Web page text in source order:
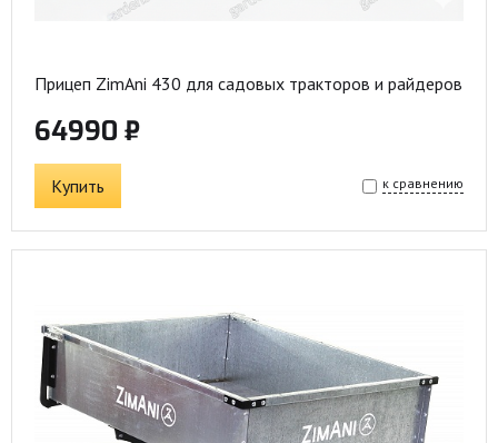
Прицеп ZimAni 430 для садовых тракторов и райдеров
64990 ₽
Купить к сравнению